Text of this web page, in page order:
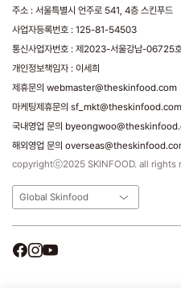
주소 : 서울특별시 언주로 541, 4층 스킨푸드
사업자등록번호 : 125-81-54503
통신사업자번호 : 제2023-서울강남-06725
개인정보책임자 : 이세희
제휴문의 webmaster@theskinfood.com
마케팅제휴문의 sf_mkt@theskinfood.com
국내영업 문의
해외영업 문의
copyrightⓒ2025 SKINFOOD. all rights
Global Skinfood